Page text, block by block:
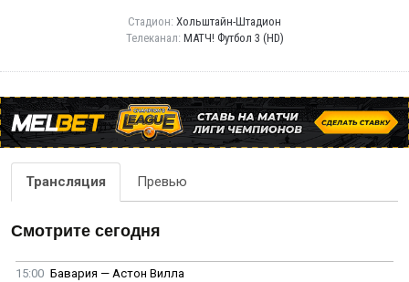
Стадион: Хольштайн-Штадион
Телеканал: МАТЧ! Футбол 3 (HD)
Трансляция Превью
Смотрите сегодня
15:00 Бавария — Астон Вилла